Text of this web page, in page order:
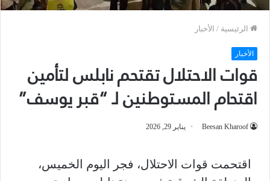
الرئيسية / الأخبار
الأخبار
قوات الاحتلال تقتحم نابلس لتأمين
اقتحام المستوطنين لـ “قبر يوسف”
Beesan Kharoof يناير 29, 2026
اقتحمت قوات الاحتلال، فجر اليوم الخميس،